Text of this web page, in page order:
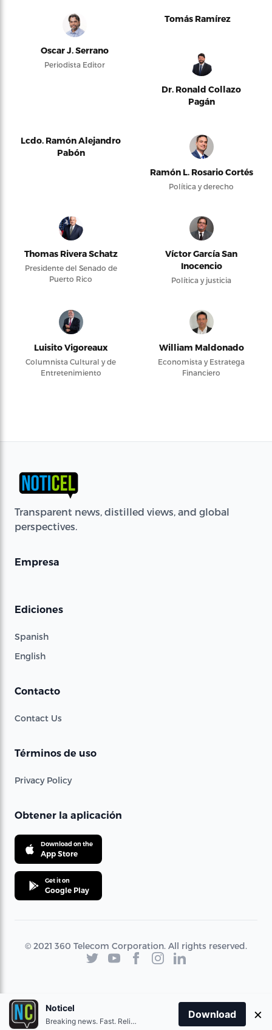
Oscar J. Serrano
Periodista Editor
Tomás Ramírez
Dr. Ronald Collazo
Pagán
Lcdo. Ramón Alejandro
Pabón
Ramón L. Rosario Cortés
Política y derecho
Thomas Rivera Schatz
Presidente del Senado de
Puerto Rico
Víctor García San
Inocencio
Política y justicia
Luisito Vigoreaux
Columnista Cultural y de
Entretenimiento
William Maldonado
Economista y Estratega
Financiero
Transparent news, distilled views, and global
perspectives.
Empresa
Ediciones
Spanish
English
Contacto
Contact Us
Términos de uso
Privacy Policy
Obtener la aplicación
Download on the
App Store
Get it on
Google Play
© 2021 360 Telecom Corporation. All rights reserved.
Noticel
Breaking news. Fast. Reliable.
Download ×